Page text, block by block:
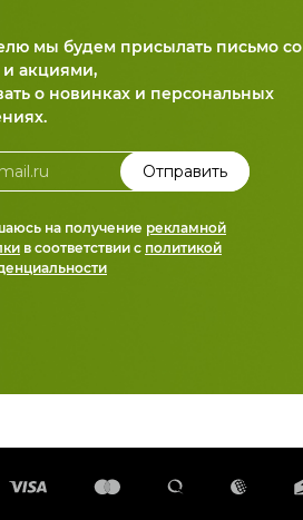
мы будем присылать письмо со
акциями,
о новинках и персональных
на получение рекламной
в соответствии с политикой